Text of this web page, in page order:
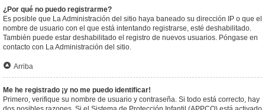
¿Por qué no puedo registrarme?
Es posible que La Administración del sitio haya baneado su dirección IP o que el
nombre de usuario con el que está intentando registrarse, esté deshabilitado.
También puede estar deshabilitado el registro de nuevos usuarios. Póngase en
contacto con La Administración del sitio.
Arriba
Me he registrado ¡y no me puedo identificar!
Primero, verifique su nombre de usuario y contraseña. Si todo está correcto, hay